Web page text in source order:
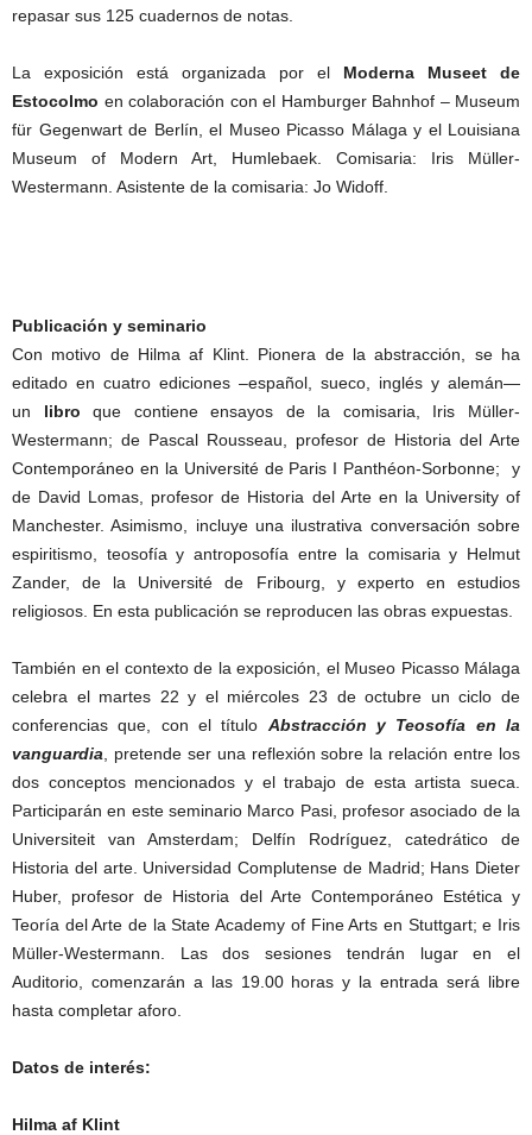
repasar sus 125 cuadernos de notas.
La exposición está organizada por el Moderna Museet de
Estocolmo en colaboración con el Hamburger Bahnhof – Museum
für Gegenwart de Berlín, el Museo Picasso Málaga y el Louisiana
Museum of Modern Art, Humlebaek. Comisaria: Iris Müller-
Westermann. Asistente de la comisaria: Jo Widoff.
Publicación y seminario
Con motivo de Hilma af Klint. Pionera de la abstracción, se ha
editado en cuatro ediciones –español, sueco, inglés y alemán—
un libroque contiene ensayos de la comisaria, Iris Müller-
Westermann; de Pascal Rousseau, profesor de Historia del Arte
Contemporáneo en la Université de Paris I Panthéon-Sorbonne; y
de David Lomas, profesor de Historia del Arte en la University of
Manchester. Asimismo, incluye una ilustrativa conversación sobre
espiritismo, teosofía y antroposofía entre la comisaria y Helmut
Zander, de la Université de Fribourg, y experto en estudios
religiosos. En esta publicación se reproducen las obras expuestas.
También en el contexto de la exposición, el Museo Picasso Málaga
celebra el martes 22 y el miércoles 23 de octubre un ciclo de
conferencias que, con el título Abstracción y Teosofía en la
vanguardia , pretende ser una reflexión sobre la relación entre los
dos conceptos mencionados y el trabajo de esta artista sueca.
Participarán en este seminario Marco Pasi, profesor asociado de la
Universiteit van Amsterdam; Delfín Rodríguez, catedrático de
Historia del arte. Universidad Complutense de Madrid; Hans Dieter
Huber, profesor de Historia del Arte Contemporáneo Estética y
Teoría del Arte de la State Academy of Fine Arts en Stuttgart; e Iris
Müller-Westermann. Las dos sesiones tendrán lugar en el
Auditorio, comenzarán a las 19.00 horas y la entrada será libre
hasta completar aforo.
Datos de interés:
Hilma af Klint